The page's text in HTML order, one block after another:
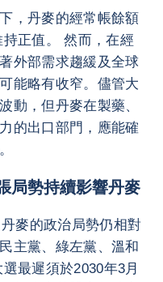
，丹麥的經常帳餘額
正值。 然而，在經
外部需求趨緩及全球
能略有收窄。儘管大
動，但丹麥在製藥、
的出口部門，應能確
局勢持續影響丹麥
麥的政治局勢仍相對
主黨、綠左黨、溫和
最遲須於2030年3月